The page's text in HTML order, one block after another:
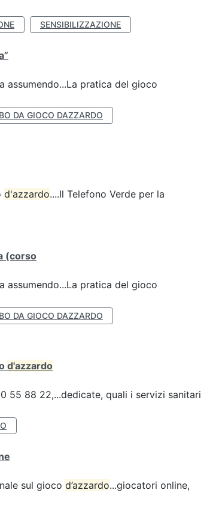
SENSIBILIZZAZIONE
assumendo...La pratica del gioco
DA GIOCO DAZZARDO
d'azzardo....Il Telefono Verde per la
(corso
assumendo...La pratica del gioco
DA GIOCO DAZZARDO
d'azzardo
55 88 22,...dedicate, quali i servizi sanitari
sul gioco d’azzardo...giocatori online,